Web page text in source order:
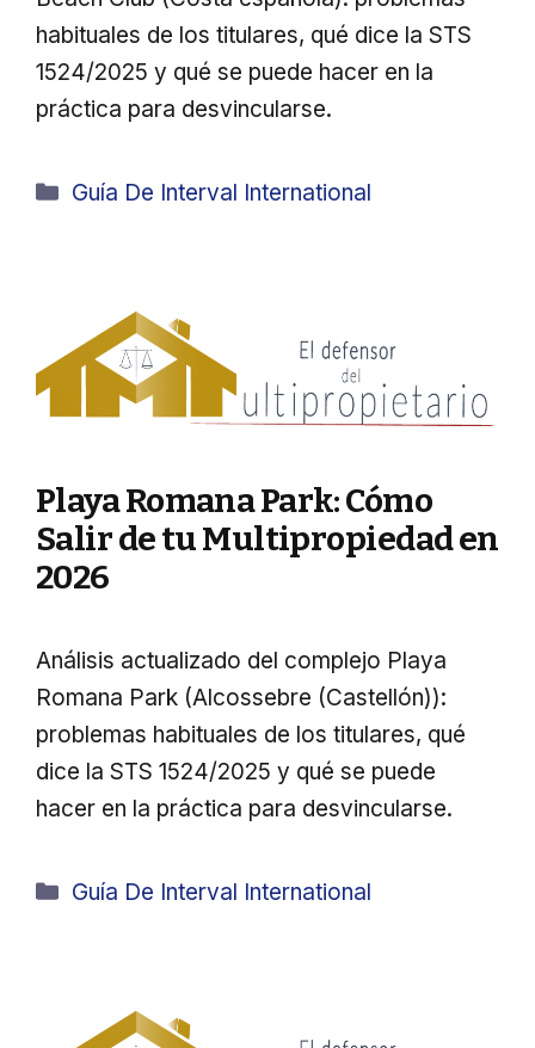
habituales de los titulares, qué dice la STS
1524/2025 y qué se puede hacer en la
práctica para desvincularse.
Categorías
Guía De Interval International
Playa Romana Park: Cómo
Salir de tu Multipropiedad en
2026
Análisis actualizado del complejo Playa
Romana Park (Alcossebre (Castellón)):
problemas habituales de los titulares, qué
dice la STS 1524/2025 y qué se puede
hacer en la práctica para desvincularse.
Categorías
Guía De Interval International